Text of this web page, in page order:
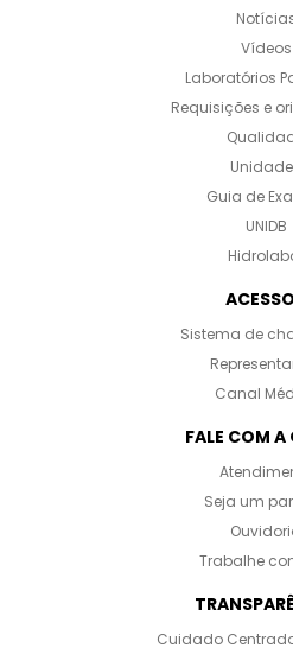
Vídeos
Laboratórios
Requisições e
Guia de
UNIDB
Sistema de
Canal
FALE COM A
Seja um
Trabalhe
Cuidado